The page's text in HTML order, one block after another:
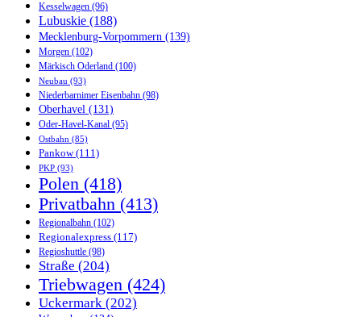
Kesselwagen (96)
Lubuskie (188)
Mecklenburg-Vorpommern (139)
Morgen (102)
Märkisch Oderland (100)
Neubau (93)
Niederbarnimer Eisenbahn (98)
Oberhavel (131)
Oder-Havel-Kanal (95)
Ostbahn (85)
Pankow(111)
PKP (93)
Polen (418)
Privatbahn (413)
Regionalbahn (102)
Regionalexpress (117)
Regioshuttle (98)
Straße (204)
Triebwagen (424)
Uckermark (202)